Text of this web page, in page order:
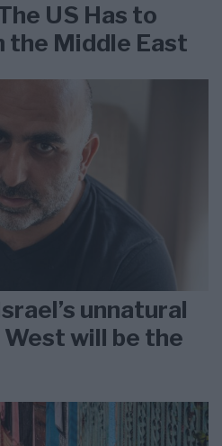
US Has to
Middle East
unnatural
will be the